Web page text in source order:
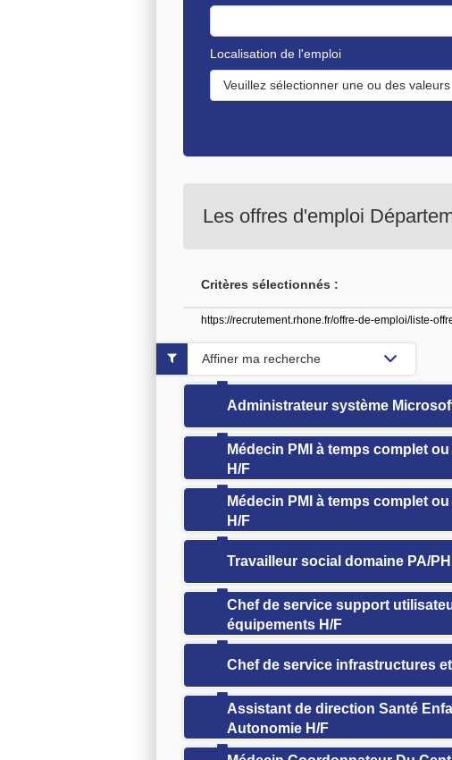
Localisation de l'emploi
Veuillez sélectionner une ou des valeurs
Les offres d'emploi
Critères sélectionnés :
https://recrutement.rhone.fr/offre-de-emploi/liste-
Administrateur système
Médecin PMI à temps complet
H/F
Médecin PMI à temps complet
H/F
Travailleur social domaine PA/
Chef de service support
équipements H/F
Chef de service infrastructures
Assistant de direction Santé
Autonomie H/F
Affiner ma recherche